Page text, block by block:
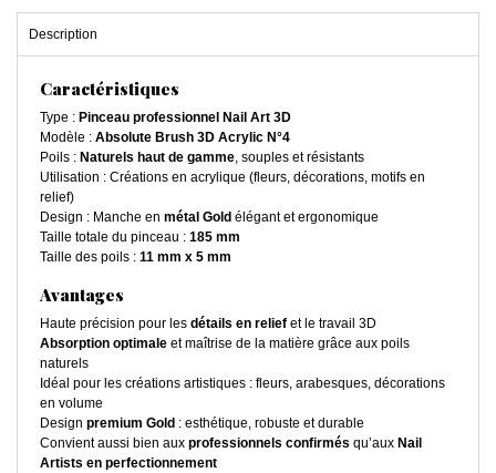
Description
Caractéristiques
Type : Pinceau professionnel Nail Art 3D
Modèle : Absolute Brush 3D Acrylic N°4
Poils : Naturels haut de gamme, souples et résistants
Utilisation : Créations en acrylique (fleurs, décorations, motifs en
relief)
Design : Manche en métal Gold élégant et ergonomique
Taille totale du pinceau : 185 mm
Taille des poils : 11 mm x 5 mm
Avantages
Haute précision pour les détails en relief et le travail 3D
Absorption optimale et maîtrise de la matière grâce aux poils
naturels
Idéal pour les créations artistiques : fleurs, arabesques, décorations
en volume
Design premium Gold : esthétique, robuste et durable
Convient aussi bien aux professionnels confirmés qu’aux Nail
Artists en perfectionnement